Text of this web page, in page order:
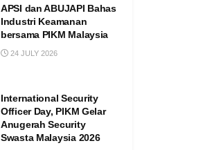
APSI dan ABUJAPI Bahas
Industri Keamanan
bersama PIKM Malaysia
24 JULY 2026
International Security
Officer Day, PIKM Gelar
Anugerah Security
Swasta Malaysia 2026